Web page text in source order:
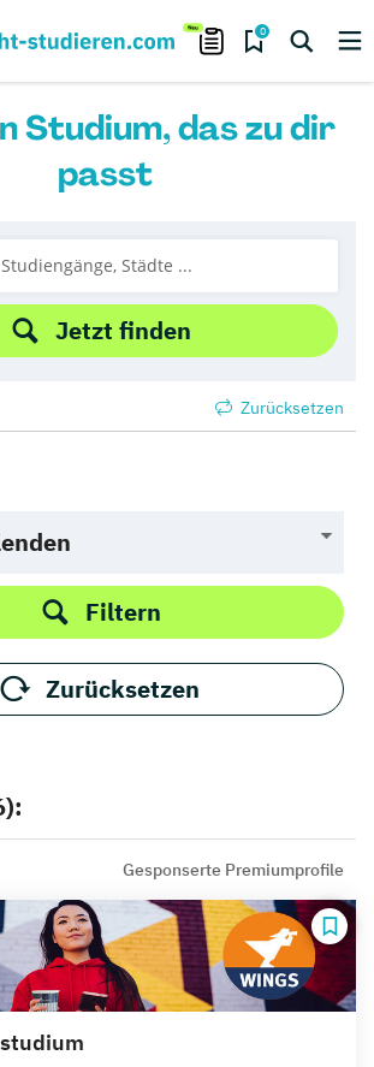
0
Studium, das zu dir
passt
Jetzt finden
Zurücksetzen
Filtern
Zurücksetzen
Gesponserte Premiumprofile